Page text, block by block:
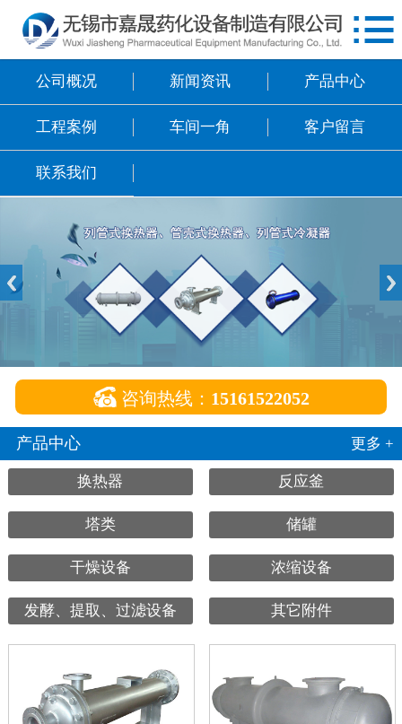
网站首页
客户留言

公司概况 新闻资讯 产品中心
工程案例 车间一角 客户留言
联系我们
 咨询热线： 15161522052
产品中心 更多 +
换热器 反应釜
塔类 储罐
干燥设备 浓缩设备
发酵、提取、过滤设备 其它附件